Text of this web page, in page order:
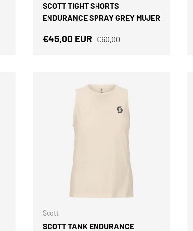
SCOTT TIGHT SHORTS
ENDURANCE SPRAY GREY MUJER
Precio de venta
€45,00 EUR Precio normal
€60,00
Scott
SCOTT TANK ENDURANCE